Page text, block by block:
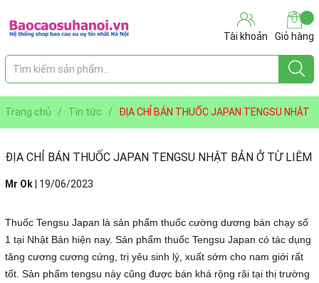
Tài khoản Giỏ hàng
Trang chủ / Tin tức /
ĐỊA CHỈ BÁN THUỐC JAPAN TENGSU NHẬT
BẢN Ở TỪ LIÊM
ĐỊA CHỈ BÁN THUỐC JAPAN TENGSU NHẬT BẢN Ở TỪ LIÊM
Mr Ok 19/06/2023
Thuốc Tengsu Japan là sản phẩm thuốc cường dương bán chạy số
1 tại Nhật Bản hiện nay. Sản phẩm thuốc Tengsu Japan có tác dụng
tăng cương cương cứng, trị yêu sinh lý, xuất sớm cho nam giới rất
tốt. Sản phẩm tengsu này cũng được bán khá rộng rãi tại thị trường